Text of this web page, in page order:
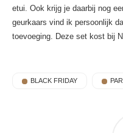
etui. Ook krijg je daarbij nog
geurkaars vind ik persoonlijk
toevoeging. Deze set kost bij
BLACK FRIDAY